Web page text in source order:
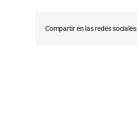
Compartir en las redes sociales